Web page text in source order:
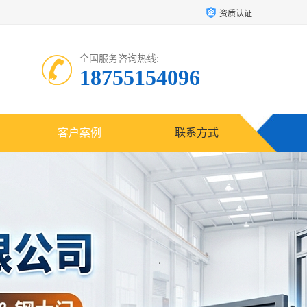
资质认证
全国服务咨询热线:
18755154096
客户案例 联系方式